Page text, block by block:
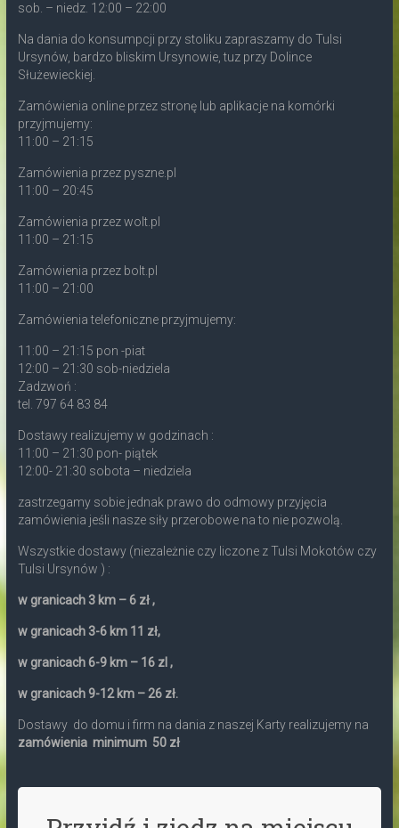
sob. – niedz. 12:00 – 22:00
Na dania do konsumpcji przy stoliku zapraszamy do Tulsi
Ursynów, bardzo bliskim Ursynowie, tuz przy Dolince
Służewieckiej.
Zamówienia online przez stronę lub aplikacje na komórki
przyjmujemy:
11:00 – 21:15
Zamówienia przez pyszne.pl
11:00 – 20:45
Zamówienia przez wolt.pl
11:00 – 21:15
Zamówienia przez bolt.pl
11:00 – 21:00
Zamówienia telefoniczne przyjmujemy:
11:00 – 21:15 pon -piat
12:00 – 21:30 sob-niedziela
Zadzwoń :
tel. 797 64 83 84
Dostawy realizujemy w godzinach :
11:00 – 21:30 pon- piątek
12:00- 21:30 sobota – niedziela
zastrzegamy sobie jednak prawo do odmowy przyjęcia
zamówienia jeśli nasze siły przerobowe na to nie pozwolą.
Wszystkie dostawy (niezależnie czy liczone z Tulsi Mokotów czy
Tulsi Ursynów ) :
w granicach 3 km – 6 zł ,
w granicach 3-6 km 11 zł,
w granicach 6-9 km – 16 zl ,
w granicach 9-12 km – 26 zł.
Dostawy do domu i firm na dania z naszej Karty realizujemy na
zamówienia minimum 50 zł